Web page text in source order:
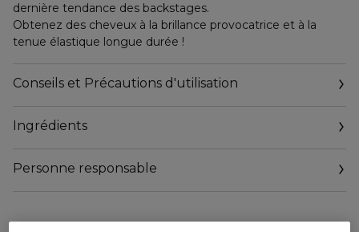
dernière tendance des backstages.
Obtenez des cheveux à la brillance provocatrice et à la
tenue élastique longue durée !
Conseils et Précautions d'utilisation
Ingrédients
Personne responsable